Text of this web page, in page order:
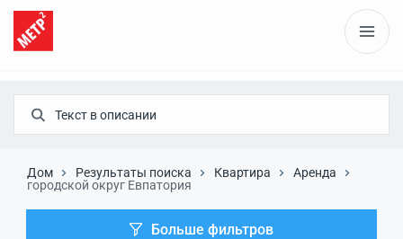
Дом Результаты поиска Квартира
Аренда
городской округ Евпатория
Больше фильтров